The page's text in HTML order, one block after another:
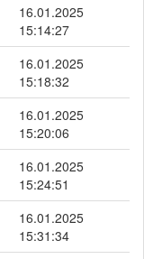
16.01.2025
15:14:27
16.01.2025
15:18:32
16.01.2025
15:20:06
16.01.2025
15:24:51
16.01.2025
15:31:34